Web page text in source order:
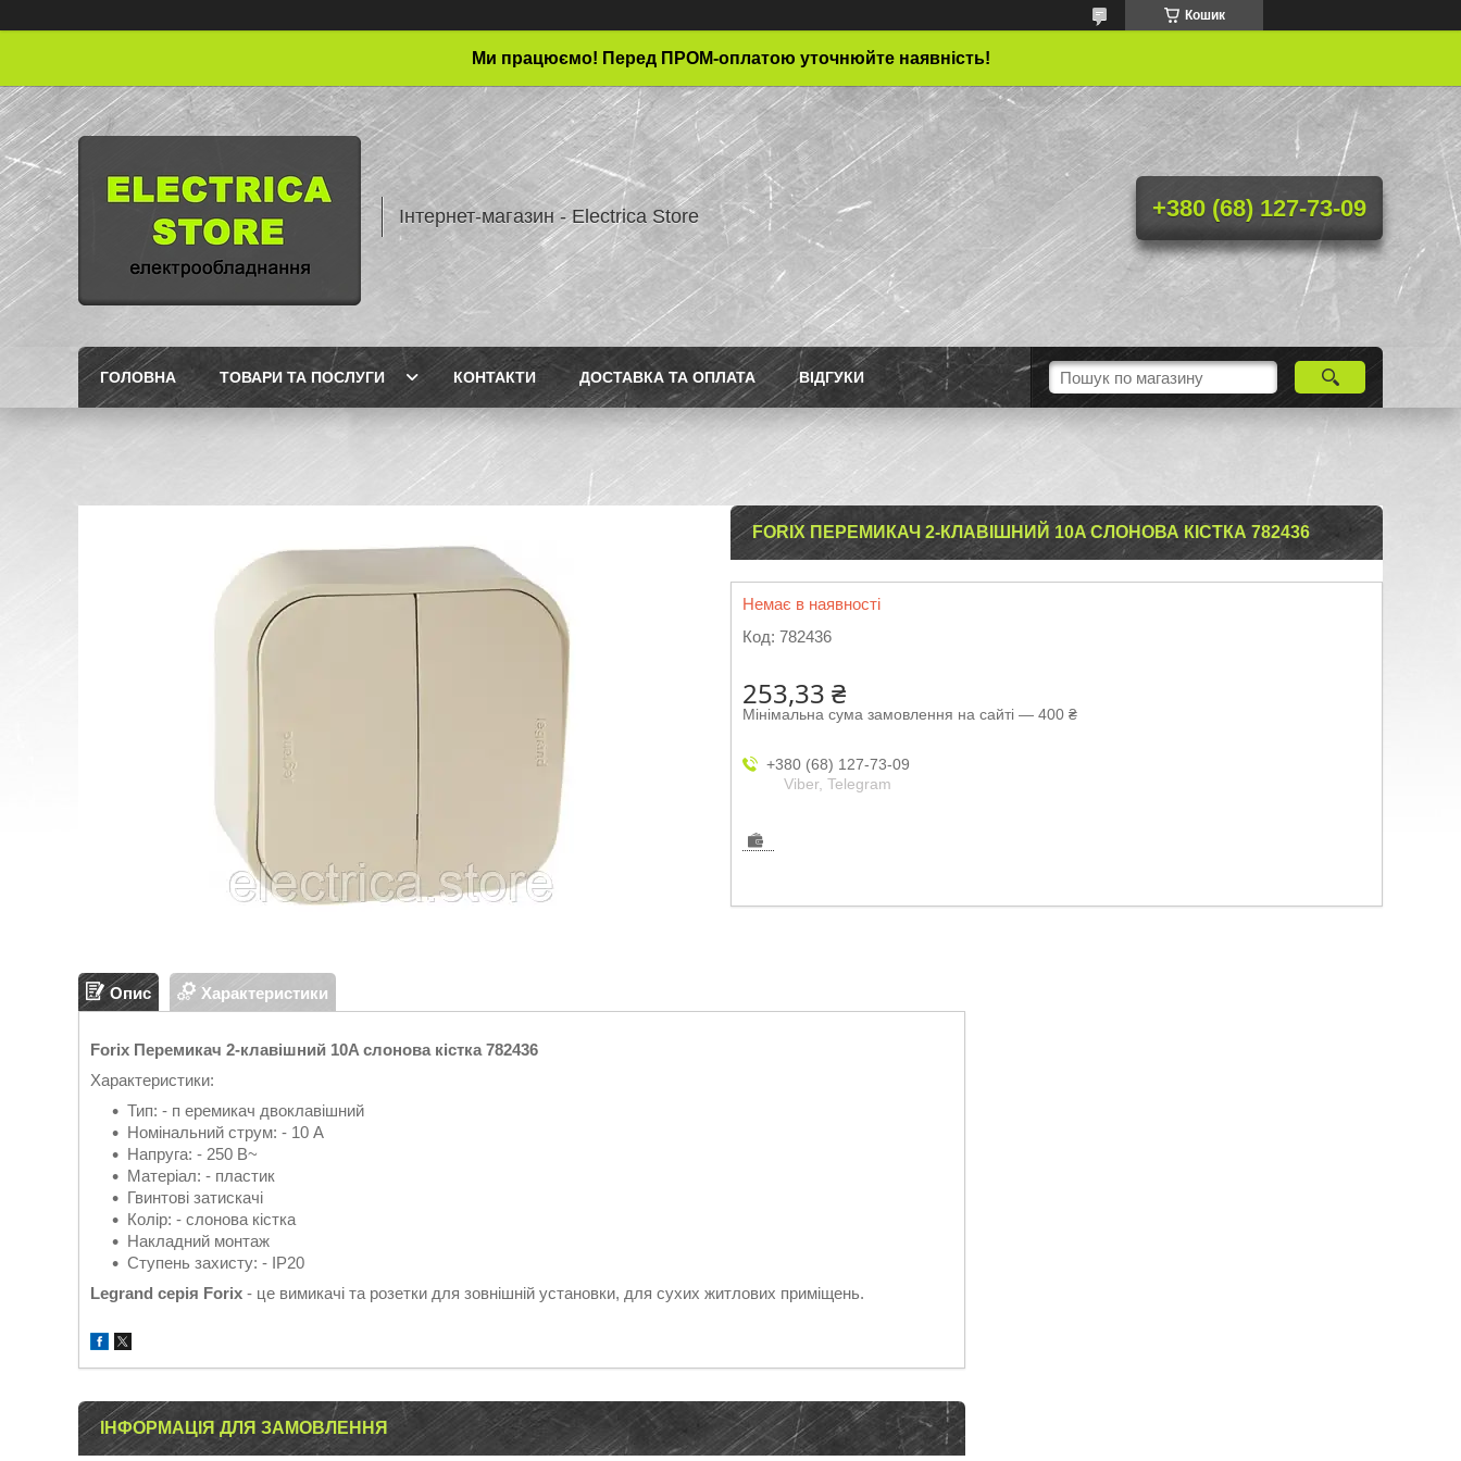
Кошик
Ми працюємо! Перед ПРОМ-оплатою уточнюйте наявність!
Інтернет-магазин - Electrica Store +380 (68) 127-73-09
ГОЛОВНА ТОВАРИ ТА ПОСЛУГИ КОНТАКТИ ДОСТАВКА ТА ОПЛАТА ВІДГУКИ
FORIX ПЕРЕМИКАЧ 2-КЛАВІШНИЙ 10A СЛОНОВА КІСТКА 782436
Немає в наявності
Код: 782436
253,33 ₴
Мінімальна сума замовлення на сайті — 400 ₴
+380 (68) 127-73-09
Viber, Telegram
Опис Характеристики
Forix Перемикач 2-клавішний 10A слонова кістка 782436
Характеристики:
Тип: - п еремикач двоклавішний
Номінальний струм: - 10 А
Напруга: - 250 В~
Матеріал: - пластик
Гвинтові затискачі
Колір: - слонова кістка
Накладний монтаж
Ступень захисту: - IP20
Legrand серія Forix - це вимикачі та розетки для зовнішній установки, для сухих житлових приміщень.
ІНФОРМАЦІЯ ДЛЯ ЗАМОВЛЕННЯ